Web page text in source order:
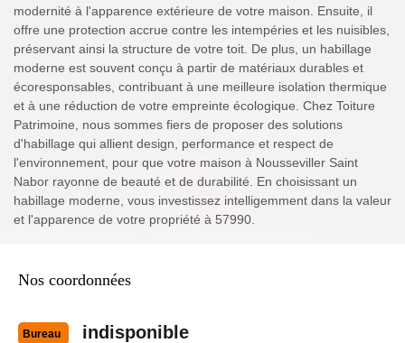
modernité à l'apparence extérieure de votre maison. Ensuite, il
offre une protection accrue contre les intempéries et les nuisibles,
préservant ainsi la structure de votre toit. De plus, un habillage
moderne est souvent conçu à partir de matériaux durables et
écoresponsables, contribuant à une meilleure isolation thermique
et à une réduction de votre empreinte écologique. Chez Toiture
Patrimoine, nous sommes fiers de proposer des solutions
d'habillage qui allient design, performance et respect de
l'environnement, pour que votre maison à Nousseviller Saint
Nabor rayonne de beauté et de durabilité. En choisissant un
habillage moderne, vous investissez intelligemment dans la valeur
et l'apparence de votre propriété à 57990.
Nos coordonnées
Bureau indisponible